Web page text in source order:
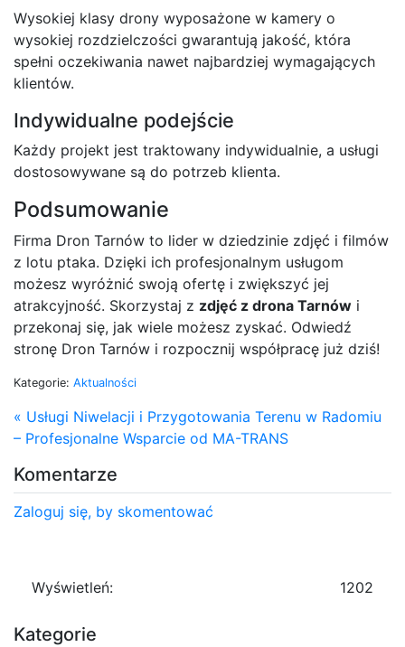
Wysokiej klasy drony wyposażone w kamery o
wysokiej rozdzielczości gwarantują jakość, która
spełni oczekiwania nawet najbardziej wymagających
klientów.
Indywidualne podejście
Każdy projekt jest traktowany indywidualnie, a usługi
dostosowywane są do potrzeb klienta.
Podsumowanie
Firma Dron Tarnów to lider w dziedzinie zdjęć i filmów
z lotu ptaka. Dzięki ich profesjonalnym usługom
możesz wyróżnić swoją ofertę i zwiększyć jej
atrakcyjność. Skorzystaj z zdjęć z drona Tarnów i
przekonaj się, jak wiele możesz zyskać. Odwiedź
stronę Dron Tarnów i rozpocznij współpracę już dziś!
Kategorie: Aktualności
« Usługi Niwelacji i Przygotowania Terenu w Radomiu
– Profesjonalne Wsparcie od MA-TRANS
Komentarze
Zaloguj się, by skomentować
Wyświetleń: 1202
Kategorie